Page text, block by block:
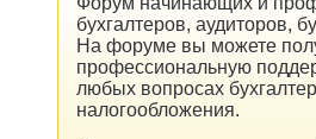
бухгалтеров, аудиторов,
На форуме вы можете
профессиональную
любых вопросах
налогообложения.